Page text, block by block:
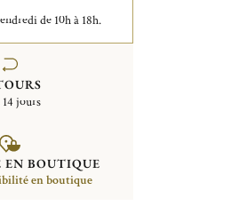
de 10h à 18h.
14 jours
EN BOUTIQUE
en boutique